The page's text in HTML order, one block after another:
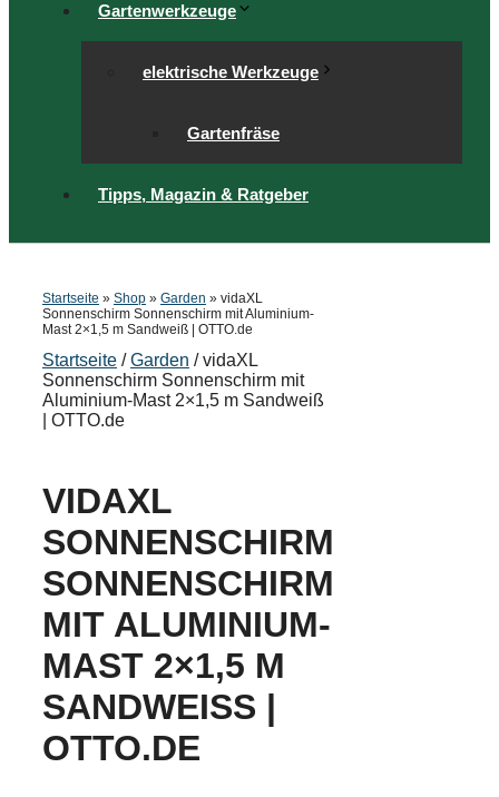
Gartenwerkzeuge
elektrische Werkzeuge
Gartenfräse
Tipps, Magazin & Ratgeber
Startseite » Shop » Garden » vidaXL
Sonnenschirm Sonnenschirm mit Aluminium-
Mast 2×1,5 m Sandweiß | OTTO.de
Startseite /Garden / vidaXL
Sonnenschirm Sonnenschirm mit
Aluminium-Mast 2×1,5 m Sandweiß
| OTTO.de
VIDAXL
SONNENSCHIRM
SONNENSCHIRM
MIT ALUMINIUM-
MAST 2×1,5 M
SANDWEISS | O
TTO.DE